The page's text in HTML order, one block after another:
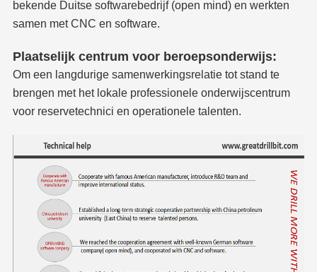
bekende Duitse softwarebedrijf (open mind) en werkten
samen met CNC en software.
Plaatselijk centrum voor beroepsonderwijs:
Om een langdurige samenwerkingsrelatie tot stand te
brengen met het lokale professionele onderwijscentrum
voor reservetechnici en operationele talenten.